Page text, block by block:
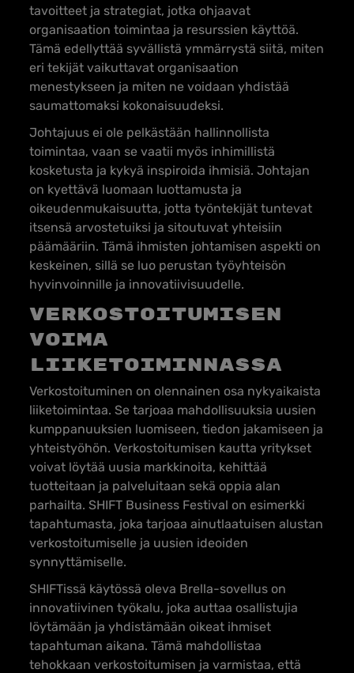
tavoitteet ja strategiat, jotka ohjaavat
organisaation toimintaa ja resurssien käyttöä.
Tämä edellyttää syvällistä ymmärrystä siitä, miten
eri tekijät vaikuttavat organisaation
menestykseen ja miten ne voidaan yhdistää
saumattomaksi kokonaisuudeksi.
Johtajuus ei ole pelkästään hallinnollista
toimintaa, vaan se vaatii myös inhimillistä
kosketusta ja kykyä inspiroida ihmisiä. Johtajan
on kyettävä luomaan luottamusta ja
oikeudenmukaisuutta, jotta työntekijät tuntevat
itsensä arvostetuiksi ja sitoutuvat yhteisiin
päämääriin. Tämä ihmisten johtamisen aspekti on
keskeinen, sillä se luo perustan työyhteisön
hyvinvoinnille ja innovatiivisuudelle.
Verkostoitumisen
voima
liiketoiminnassa
Verkostoituminen on olennainen osa nykyaikaista
liiketoimintaa. Se tarjoaa mahdollisuuksia uusien
kumppanuuksien luomiseen, tiedon jakamiseen ja
yhteistyöhön. Verkostoitumisen kautta yritykset
voivat löytää uusia markkinoita, kehittää
tuotteitaan ja palveluitaan sekä oppia alan
parhailta. SHIFT Business Festival on esimerkki
tapahtumasta, joka tarjoaa ainutlaatuisen alustan
verkostoitumiselle ja uusien ideoiden
synnyttämiselle.
SHIFTissä käytössä oleva Brella-sovellus on
innovatiivinen työkalu, joka auttaa osallistujia
löytämään ja yhdistämään oikeat ihmiset
tapahtuman aikana. Tämä mahdollistaa
tehokkaan verkostoitumisen ja varmistaa, että